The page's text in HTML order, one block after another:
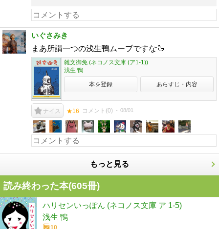
いぐさみき
まあ所謂一つの浅生鴨ムーブですな🦆
雑文御免 (ネコノス文庫 (ア1-1))
浅生 鴨
本を登録 あらすじ・内容
ナイス ★16 コメント(0) 08/01
もっと見る
読み終わった本(605冊)
ハリセンいっぽん (ネコノス文庫 ア 1-5)
浅生 鴨
10